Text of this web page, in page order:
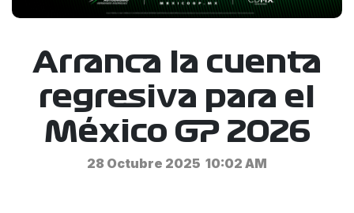
Arranca la cuenta
regresiva para el
México GP 2026
28 Octubre 2025 10:02 AM